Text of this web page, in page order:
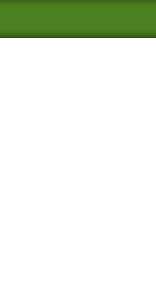
ール配信を登録す